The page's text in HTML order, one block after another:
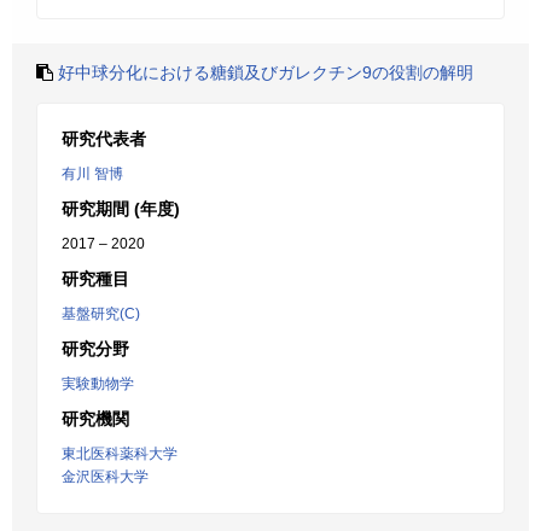
好中球分化における糖鎖及びガレクチン9の役割の解明
研究代表者
有川 智博
研究期間 (年度)
2017 – 2020
研究種目
基盤研究(C)
研究分野
実験動物学
研究機関
東北医科薬科大学
金沢医科大学